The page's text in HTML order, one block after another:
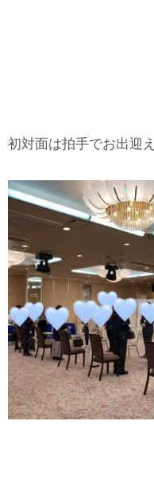
初対面は拍手でお出